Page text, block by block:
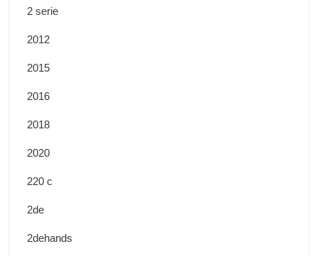
2 serie
2012
2015
2016
2018
2020
220 c
2de
2dehands